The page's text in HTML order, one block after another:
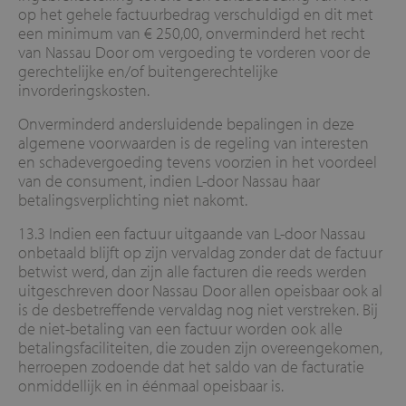
op het gehele factuurbedrag verschuldigd en dit met
een minimum van € 250,00, onverminderd het recht
van Nassau Door om vergoeding te vorderen voor de
gerechtelijke en/of buitengerechtelijke
invorderingskosten.
Onverminderd andersluidende bepalingen in deze
algemene voorwaarden is de regeling van interesten
en schadevergoeding tevens voorzien in het voordeel
van de consument, indien L-door Nassau haar
betalingsverplichting niet nakomt.
13.3 Indien een factuur uitgaande van L-door Nassau
onbetaald blijft op zijn vervaldag zonder dat de factuur
betwist werd, dan zijn alle facturen die reeds werden
uitgeschreven door Nassau Door allen opeisbaar ook al
is de desbetreffende vervaldag nog niet verstreken. Bij
de niet-betaling van een factuur worden ook alle
betalingsfaciliteiten, die zouden zijn overeengekomen,
herroepen zodoende dat het saldo van de facturatie
onmiddellijk en in éénmaal opeisbaar is.